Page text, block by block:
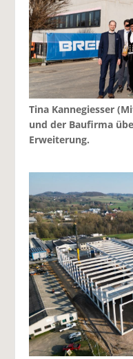
Tina Kannegiesser
und der Baufirma
Erweiterung.